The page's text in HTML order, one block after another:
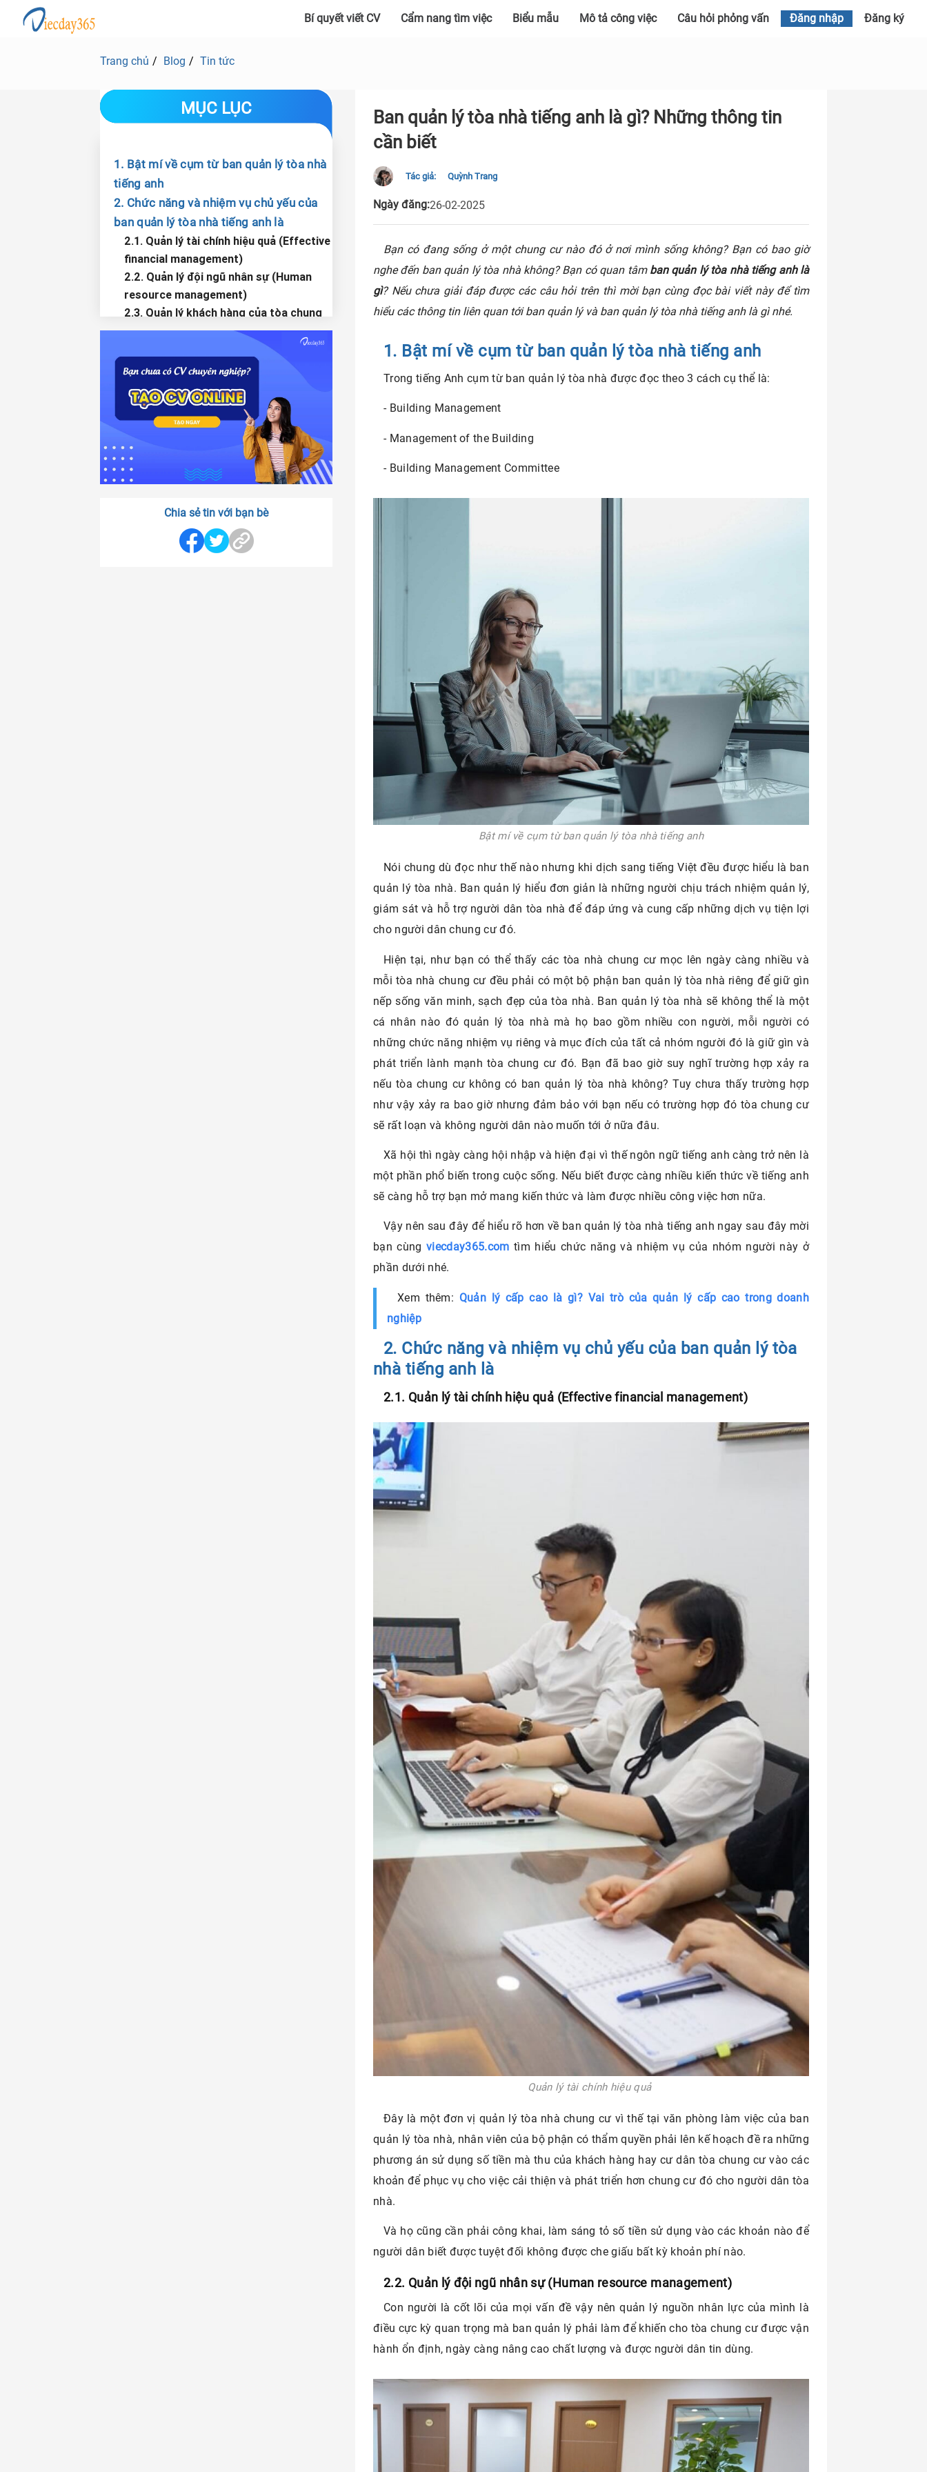
Bí quyết viết CV Cẩm nang tìm việc Biểu mẫu Mô tả công việc Câu hỏi phỏng vấn Đăng nhập Đăng ký
Trang chủ Blog Tin tức
Ban quản lý tòa nhà tiếng anh là gì? Những thông tin
cần biết
Tác giả: Quỳnh Trang
Ngày đăng:26-02-2025
Bạn có đang sống ở một chung cư nào đó ở nơi mình sống không? Bạn có bao giờ
nghe đến ban quản lý tòa nhà không? Bạn có quan tâm ban quản lý tòa nhà tiếng anh là
gì? Nếu chưa giải đáp được các câu hỏi trên thì mời bạn cùng đọc bài viết này để tìm
hiểu các thông tin liên quan tới ban quản lý và ban quản lý tòa nhà tiếng anh là gì nhé.
MỤC LỤC
1. Bật mí về cụm từ ban quản lý tòa nhà
tiếng anh
2. Chức năng và nhiệm vụ chủ yếu của
ban quản lý tòa nhà tiếng anh là
2.1. Quản lý tài chính hiệu quả (Effective
financial management)
2.2. Quản lý đội ngũ nhân sự (Human
resource management)
2.3. Quản lý khách hàng của tòa chung
cư (Customer management of the
2.4. Sửa chữa và bảo dưỡng các thiết bị
maintenance of technical equipment of
the apartment)
2.5. Quản lý để đảm bảo vận hành chung
cư (Management to ensure apartment
operation)
của ban quản lý tòa nhà
3.1. Quản lý các hợp đồng
3.2. Quản lý khách hàng tại chung cư
Chia sẻ tin với bạn bè
1. Bật mí về cụm từ ban quản lý tòa nhà tiếng anh
Trong tiếng Anh cụm từ ban quản lý tòa nhà được đọc theo 3 cách cụ thể là:
- Building Management
- Management of the Building
- Building Management Committee
Bật mí về cụm từ ban quản lý tòa nhà tiếng anh
Nói chung dù đọc như thế nào nhưng khi dịch sang tiếng Việt đều được hiểu là ban
quản lý tòa nhà. Ban quản lý hiểu đơn giản là những người chịu trách nhiệm quản lý,
giám sát và hỗ trợ người dân tòa nhà để đáp ứng và cung cấp những dịch vụ tiện lợi
cho người dân chung cư đó.
Hiện tại, như bạn có thể thấy các tòa nhà chung cư mọc lên ngày càng nhiều và
mỗi tòa nhà chung cư đều phải có một bộ phận ban quản lý tòa nhà riêng để giữ gìn
nếp sống văn minh, sạch đẹp của tòa nhà. Ban quản lý tòa nhà sẽ không thể là một
cá nhân nào đó quản lý tòa nhà mà họ bao gồm nhiều con người, mỗi người có
những chức năng nhiệm vụ riêng và mục đích của tất cả nhóm người đó là giữ gìn và
phát triển lành mạnh tòa chung cư đó. Bạn đã bao giờ suy nghĩ trường hợp xảy ra
nếu tòa chung cư không có ban quản lý tòa nhà không? Tuy chưa thấy trường hợp
như vậy xảy ra bao giờ nhưng đảm bảo với bạn nếu có trường hợp đó tòa chung cư
sẽ rất loạn và không người dân nào muốn tới ở nữa đâu.
Xã hội thì ngày càng hội nhập và hiện đại vì thế ngôn ngữ tiếng anh càng trở nên là
một phần phổ biến trong cuộc sống. Nếu biết được càng nhiều kiến thức về tiếng anh
sẽ càng hỗ trợ bạn mở mang kiến thức và làm được nhiều công việc hơn nữa.
Vậy nên sau đây để hiểu rõ hơn về ban quản lý tòa nhà tiếng anh ngay sau đây mời
bạn cùngviecday365.com tìm hiểu chức năng và nhiệm vụ của nhóm người này ở
phần dưới nhé.
Xem thêm: Quản lý cấp cao là gì? Vai trò của quản lý cấp cao trong doanh
nghiệp
2. Chức năng và nhiệm vụ chủ yếu của ban quản lý tòa
nhà tiếng anh là
2.1. Quản lý tài chính hiệu quả (Effective financial management)
Quản lý tài chính hiệu quả
Đây là một đơn vị quản lý tòa nhà chung cư vì thế tại văn phòng làm việc của ban
quản lý tòa nhà, nhân viên của bộ phận có thẩm quyền phải lên kế hoạch đề ra những
phương án sử dụng số tiền mà thu của khách hàng hay cư dân tòa chung cư vào các
khoản để phục vụ cho việc cải thiện và phát triển hơn chung cư đó cho người dân tòa
nhà.
Và họ cũng cần phải công khai, làm sáng tỏ số tiền sử dụng vào các khoản nào để
người dân biết được tuyệt đối không được che giấu bất kỳ khoản phí nào.
2.2. Quản lý đội ngũ nhân sự (Human resource management)
Con người là cốt lõi của mọi vấn đề vậy nên quản lý nguồn nhân lực của mình là
điều cực kỳ quan trọng mà ban quản lý phải làm để khiến cho tòa chung cư được vận
hành ổn định, ngày càng nâng cao chất lượng và được người dân tin dùng.